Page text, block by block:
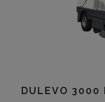
DULEVO 3000